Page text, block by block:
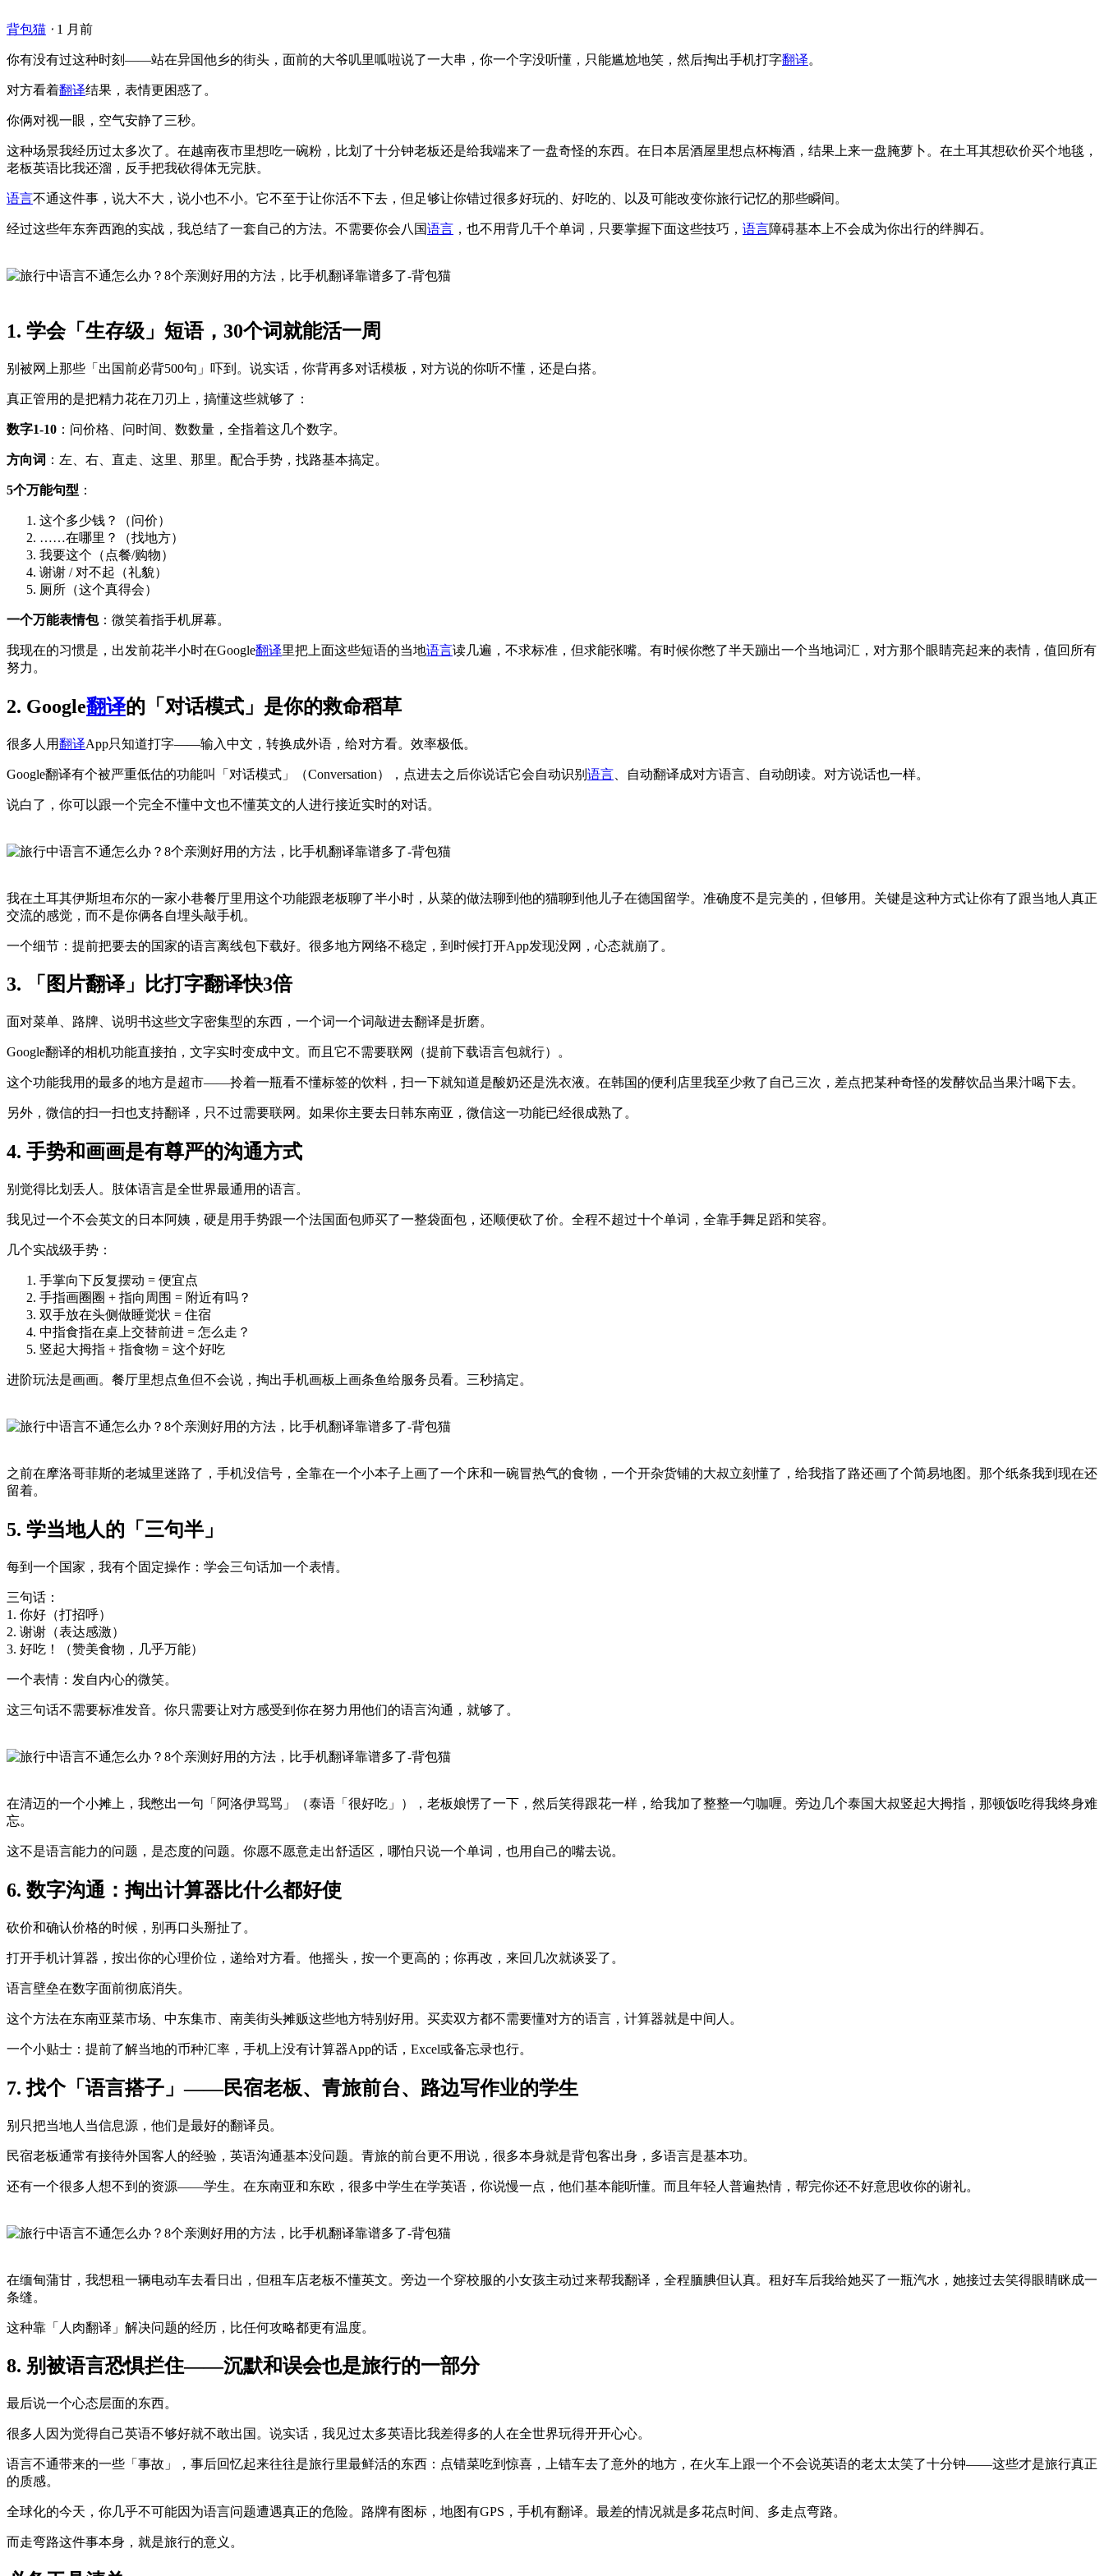
背包猫 ⋅ 1 月前
你有没有过这种时刻——站在异国他乡的街头，面前的大爷叽里呱啦说了一大串，你一个字没听懂，只能尴尬地笑，然后掏出手机打字翻译。
对方看着翻译结果，表情更困惑了。
你俩对视一眼，空气安静了三秒。
这种场景我经历过太多次了。在越南夜市里想吃一碗粉，比划了十分钟老板还是给我端来了一盘奇怪的东西。在日本居酒屋里想点杯梅酒，结果上来一盘腌萝卜。在土耳其想砍价买个地毯，
老板英语比我还溜，反手把我砍得体无完肤。
语言不通这件事，说大不大，说小也不小。它不至于让你活不下去，但足够让你错过很多好玩的、好吃的、以及可能改变你旅行记忆的那些瞬间。
经过这些年东奔西跑的实战，我总结了一套自己的方法。不需要你会八国语言 ，也不用背几千个单词，只要掌握下面这些技巧， 语言障碍基本上不会成为你出行的绊脚石。
1. 学会「生存级」短语，30个词就能活一周
别被网上那些「出国前必背500句」吓到。说实话，你背再多对话模板，对方说的你听不懂，还是白搭。
真正管用的是把精力花在刀刃上，搞懂这些就够了：
数字1-10 ：问价格、问时间、数数量，全指着这几个数字。
方向词 ：左、右、直走、这里、那里。配合手势，找路基本搞定。
5个万能句型 ：
这个多少钱？（问价）
……在哪里？（找地方）
我要这个（点餐/购物）
谢谢 / 对不起（礼貌）
厕所（这个真得会）
一个万能表情包：微笑着指手机屏幕。
我现在的习惯是，出发前花半小时在Google翻译里把上面这些短语的当地语言读几遍，不求标准，但求能张嘴。有时候你憋了半天蹦出一个当地词汇，对方那个眼睛亮起来的表情，值回所有
努力。
2. Google翻译的「对话模式」是你的救命稻草
很多人用翻译App只知道打字——输入中文，转换成外语，给对方看。效率极低。
Google翻译有个被严重低估的功能叫「对话模式」（Conversation），点进去之后你说话它会自动识别 语言 、自动翻译成对方语言、自动朗读。对方说话也一样。
说白了，你可以跟一个完全不懂中文也不懂英文的人进行接近实时的对话。
我在土耳其伊斯坦布尔的一家小巷餐厅里用这个功能跟老板聊了半小时，从菜的做法聊到他的猫聊到他儿子在德国留学。准确度不是完美的，但够用。关键是这种方式让你有了跟当地人真正
交流的感觉，而不是你俩各自埋头敲手机。
一个细节：提前把要去的国家的语言离线包下载好。很多地方网络不稳定，到时候打开App发现没网，心态就崩了。
3. 「图片翻译」比打字翻译快3倍
面对菜单、路牌、说明书这些文字密集型的东西，一个词一个词敲进去翻译是折磨。
Google翻译的相机功能直接拍，文字实时变成中文。而且它不需要联网（提前下载语言包就行）。
这个功能我用的最多的地方是超市——拎着一瓶看不懂标签的饮料，扫一下就知道是酸奶还是洗衣液。在韩国的便利店里我至少救了自己三次，差点把某种奇怪的发酵饮品当果汁喝下去。
另外，微信的扫一扫也支持翻译，只不过需要联网。如果你主要去日韩东南亚，微信这一功能已经很成熟了。
4. 手势和画画是有尊严的沟通方式
别觉得比划丢人。肢体语言是全世界最通用的语言。
我见过一个不会英文的日本阿姨，硬是用手势跟一个法国面包师买了一整袋面包，还顺便砍了价。全程不超过十个单词，全靠手舞足蹈和笑容。
几个实战级手势：
手掌向下反复摆动 = 便宜点
手指画圈圈 + 指向周围 = 附近有吗？
双手放在头侧做睡觉状 = 住宿
中指食指在桌上交替前进 = 怎么走？
竖起大拇指 + 指食物 = 这个好吃
进阶玩法是画画。餐厅里想点鱼但不会说，掏出手机画板上画条鱼给服务员看。三秒搞定。
之前在摩洛哥菲斯的老城里迷路了，手机没信号，全靠在一个小本子上画了一个床和一碗冒热气的食物，一个开杂货铺的大叔立刻懂了，给我指了路还画了个简易地图。那个纸条我到现在还
留着。
5. 学当地人的「三句半」
每到一个国家，我有个固定操作：学会三句话加一个表情。
三句话：
1. 你好（打招呼）
2. 谢谢（表达感激）
3. 好吃！（赞美食物，几乎万能）
一个表情：发自内心的微笑。
这三句话不需要标准发音。你只需要让对方感受到你在努力用他们的语言沟通，就够了。
在清迈的一个小摊上，我憋出一句「阿洛伊骂骂」（泰语「很好吃」），老板娘愣了一下，然后笑得跟花一样，给我加了整整一勺咖喱。旁边几个泰国大叔竖起大拇指，那顿饭吃得我终身难
忘。
这不是语言能力的问题，是态度的问题。你愿不愿意走出舒适区，哪怕只说一个单词，也用自己的嘴去说。
6. 数字沟通：掏出计算器比什么都好使
砍价和确认价格的时候，别再口头掰扯了。
打开手机计算器，按出你的心理价位，递给对方看。他摇头，按一个更高的；你再改，来回几次就谈妥了。
语言壁垒在数字面前彻底消失。
这个方法在东南亚菜市场、中东集市、南美街头摊贩这些地方特别好用。买卖双方都不需要懂对方的语言，计算器就是中间人。
一个小贴士：提前了解当地的币种汇率，手机上没有计算器App的话，Excel或备忘录也行。
7. 找个「语言搭子」——民宿老板、青旅前台、路边写作业的学生
别只把当地人当信息源，他们是最好的翻译员。
民宿老板通常有接待外国客人的经验，英语沟通基本没问题。青旅的前台更不用说，很多本身就是背包客出身，多语言是基本功。
还有一个很多人想不到的资源——学生。在东南亚和东欧，很多中学生在学英语，你说慢一点，他们基本能听懂。而且年轻人普遍热情，帮完你还不好意思收你的谢礼。
在缅甸蒲甘，我想租一辆电动车去看日出，但租车店老板不懂英文。旁边一个穿校服的小女孩主动过来帮我翻译，全程腼腆但认真。租好车后我给她买了一瓶汽水，她接过去笑得眼睛眯成一
条缝。
这种靠「人肉翻译」解决问题的经历，比任何攻略都更有温度。
8. 别被语言恐惧拦住——沉默和误会也是旅行的一部分
最后说一个心态层面的东西。
很多人因为觉得自己英语不够好就不敢出国。说实话，我见过太多英语比我差得多的人在全世界玩得开开心心。
语言不通带来的一些「事故」，事后回忆起来往往是旅行里最鲜活的东西：点错菜吃到惊喜，上错车去了意外的地方，在火车上跟一个不会说英语的老太太笑了十分钟——这些才是旅行真正
的质感。
全球化的今天，你几乎不可能因为语言问题遭遇真正的危险。路牌有图标，地图有GPS，手机有翻译。最差的情况就是多花点时间、多走点弯路。
而走弯路这件事本身，就是旅行的意义。